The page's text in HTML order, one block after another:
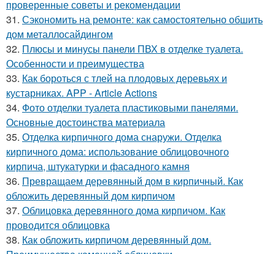
проверенные советы и рекомендации
31. Сэкономить на ремонте: как самостоятельно обшить
дом металлосайдингом
32. Плюсы и минусы панели ПВХ в отделке туалета.
Особенности и преимущества
33. Как бороться с тлей на плодовых деревьях и
кустарниках. APP - Article Actions
34. Фото отделки туалета пластиковыми панелями.
Основные достоинства материала
35. Отделка кирпичного дома снаружи. Отделка
кирпичного дома: использование облицовочного
кирпича, штукатурки и фасадного камня
36. Превращаем деревянный дом в кирпичный. Как
обложить деревянный дом кирпичом
37. Облицовка деревянного дома кирпичом. Как
проводится облицовка
38. Как обложить кирпичом деревянный дом.